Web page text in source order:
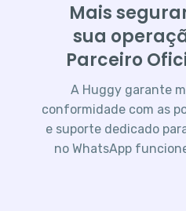
Mais
sua
Parceiro
A Huggy garante
conformidade com as
e suporte dedicado
no WhatsApp